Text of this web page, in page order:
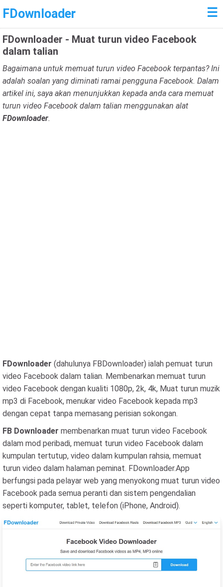
FDownloader ☰
FDownloader - Muat turun video Facebook
dalam talian
Bagaimana untuk memuat turun video Facebook terpantas? Ini
adalah soalan yang diminati ramai pengguna Facebook. Dalam
artikel ini, saya akan menunjukkan kepada anda cara memuat
turun video Facebook dalam talian menggunakan alat
FDownloader.
FDownloader (dahulunya FBDownloader) ialah pemuat turun
video Facebook dalam talian. Membenarkan memuat turun
video Facebook dengan kualiti 1080p, 2k, 4k, Muat turun muzik
mp3 di Facebook, menukar video Facebook kepada mp3
dengan cepat tanpa memasang perisian sokongan.
FB Downloader membenarkan muat turun video Facebook
dalam mod peribadi, memuat turun video Facebook dalam
kumpulan tertutup, video dalam kumpulan rahsia, memuat
turun video dalam halaman peminat. FDownloader.App
berfungsi pada pelayar web yang menyokong muat turun video
Facebook pada semua peranti dan sistem pengendalian
seperti komputer, tablet, telefon (iPhone, Android).